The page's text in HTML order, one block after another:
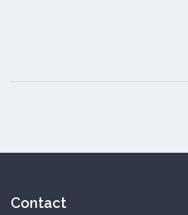
Contact